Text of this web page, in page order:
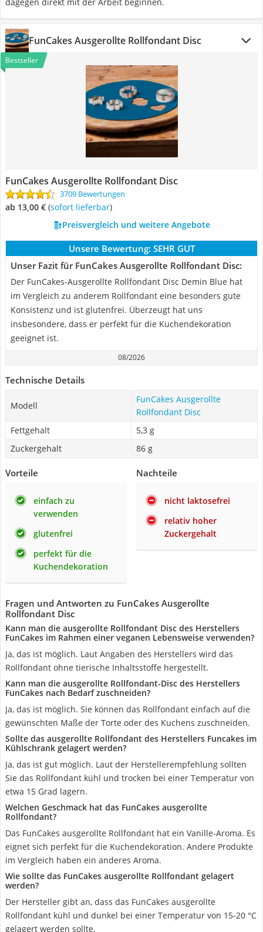
FunCakes Ausgerollte Rollfondant Disc
Bestseller
FunCakes Ausgerollte Rollfondant Disc
3709 Bewertungen
ab 13,00 € ( Sofort lieferbar)
Preisvergleich und weitere Angebote
Unsere Bewertung: SEHR GUT
Unser Fazit für FunCakes Ausgerollte Rollfondant Disc:
Der FunCakes-Ausgerollte Rollfondant Disc Demin Blue hat
im Vergleich zu anderem Rollfondant eine besonders gute
Konsistenz und ist glutenfrei. Überzeugt hat uns
insbesondere, dass er perfekt für die Kuchendekoration
geeignet ist.
08/2026
Technische Details
Modell
FunCakes Ausgerollte
Rollfondant Disc
Fettgehalt
5,3 g
Zuckergehalt
86 g
Vorteile
einfach zu
verwenden
glutenfrei
perfekt für die
Kuchendekoration
Nachteile
nicht laktosefrei
relativ hoher
Zuckergehalt
Fragen und Antworten zu FunCakes Ausgerollte
Rollfondant Disc
Kann man die ausgerollte Rollfondant Disc des Herstellers
FunCakes im Rahmen einer veganen Lebensweise verwenden?
Ja, das ist möglich. Laut Angaben des Herstellers wird das
Rollfondant ohne tierische Inhaltsstoffe hergestellt.
Kann man die ausgerollte Rollfondant-Disc des Herstellers
FunCakes nach Bedarf zuschneiden?
Ja, das ist möglich. Sie können das Rollfondant einfach auf die
gewünschten Maße der Torte oder des Kuchens zuschneiden.
Sollte das ausgerollte Rollfondant des Herstellers Funcakes im
Kühlschrank gelagert werden?
Ja, das ist gut möglich. Laut der Herstellerempfehlung sollten
Sie das Rollfondant kühl und trocken bei einer Temperatur von
etwa 15 Grad lagern.
Welchen Geschmack hat das FunCakes ausgerollte
Rollfondant?
Das FunCakes ausgerollte Rollfondant hat ein Vanille-Aroma. Es
eignet sich perfekt für die Kuchendekoration. Andere Produkte
im Vergleich haben ein anderes Aroma.
Wie sollte das FunCakes ausgerollte Rollfondant gelagert
werden?
Der Hersteller gibt an, dass das FunCakes ausgerollte
Rollfondant kühl und dunkel bei einer Temperatur von 15-20 °C
gelagert werden sollte.